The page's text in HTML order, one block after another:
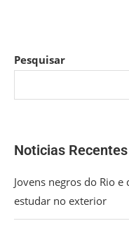
Pesquisar
Noticias Recentes
Jovens negros do Rio
estudar no exterior